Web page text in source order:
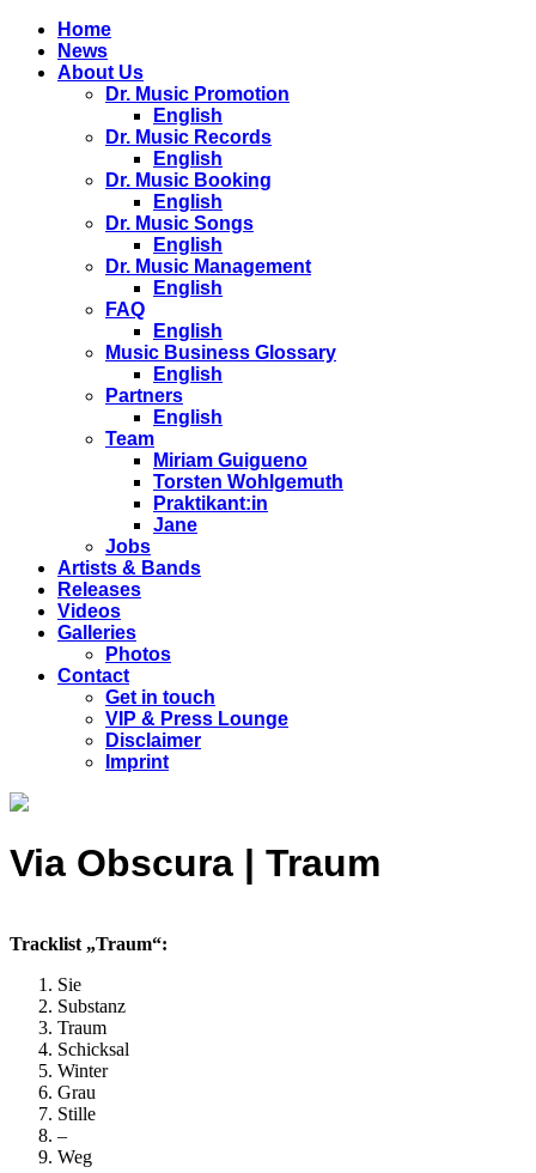
Home
News
About Us
Dr. Music Promotion
English
Dr. Music Records
English
Dr. Music Booking
English
Dr. Music Songs
English
Dr. Music Management
English
FAQ
English
Music Business Glossary
English
Partners
English
Team
Miriam Guigueno
Torsten Wohlgemuth
Praktikant:in
Jane
Jobs
Artists & Bands
Releases
Videos
Galleries
Photos
Contact
Get in touch
VIP & Press Lounge
Disclaimer
Imprint
Via Obscura | Traum
Tracklist „Traum“:
Sie
Substanz
Traum
Schicksal
Winter
Grau
Stille
–
Weg